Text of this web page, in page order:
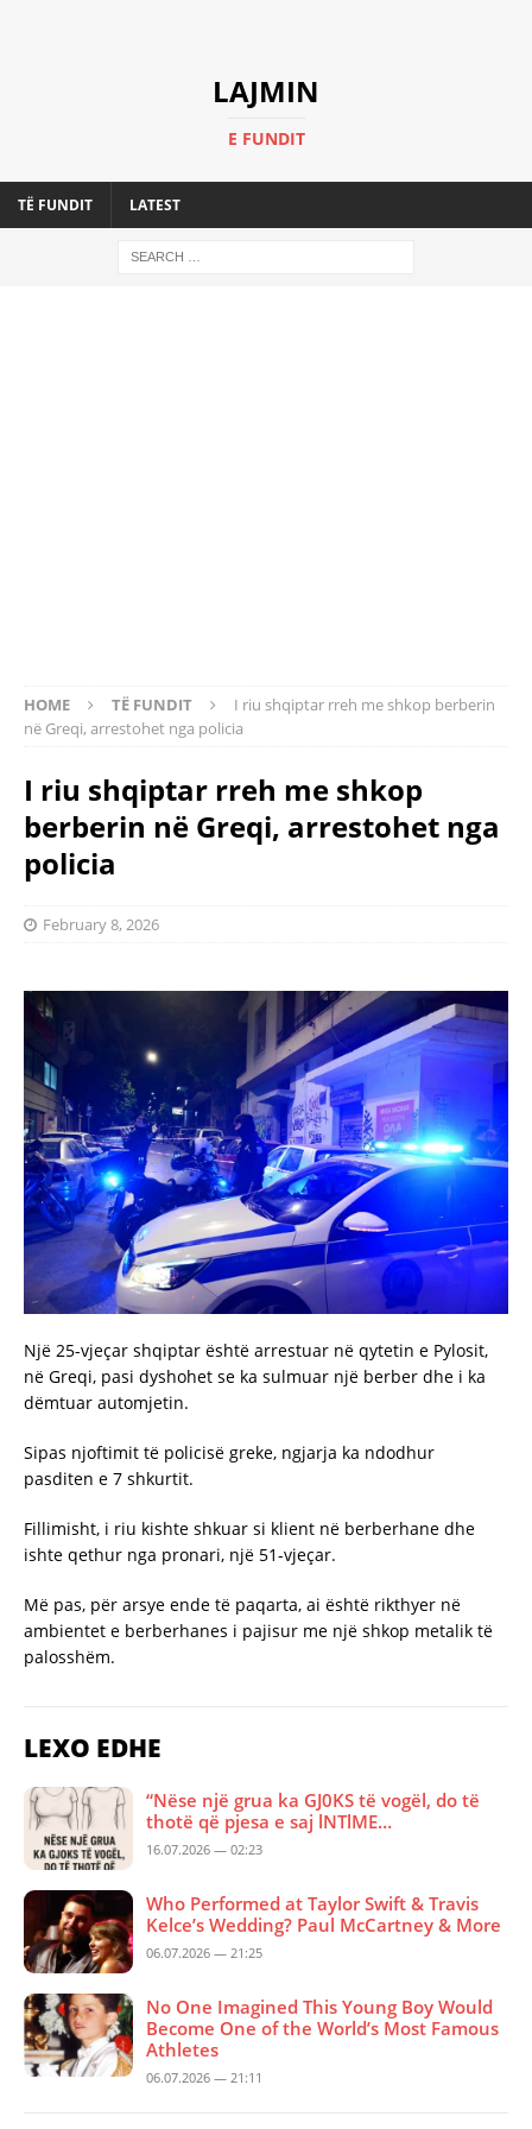
LAJMIN
E FUNDIT
TË FUNDIT LATEST
HOME TË FUNDIT
I riu shqiptar rreh me shkop berberin
në Greqi, arrestohet nga policia
I riu shqiptar rreh me shkop
berberin në Greqi, arrestohet nga
policia
February 8, 2026
Një 25-vjeçar shqiptar është arrestuar në qytetin e Pylosit,
në Greqi, pasi dyshohet se ka sulmuar një berber dhe i ka
dëmtuar automjetin.
Sipas njoftimit të policisë greke, ngjarja ka ndodhur
pasditen e 7 shkurtit.
Fillimisht, i riu kishte shkuar si klient në berberhane dhe
ishte qethur nga pronari, një 51-vjeçar.
Më pas, për arsye ende të paqarta, ai është rikthyer në
ambientet e berberhanes i pajisur me një shkop metalik të
palosshëm.
LEXO EDHE
“Nëse një grua ka GJ0KS të vogël, do të
thotë që pjesa e saj lNTlME…
16.07.2026 — 02:23
Who Performed at Taylor Swift & Travis
Kelce’s Wedding? Paul McCartney & More
06.07.2026 — 21:25
No One Imagined This Young Boy Would
Become One of the World’s Most Famous
Athletes
06.07.2026 — 21:11